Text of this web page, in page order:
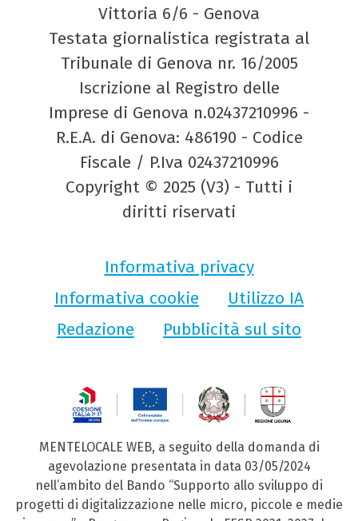
Vittoria 6/6 - Genova
Testata giornalistica registrata al
Tribunale di Genova nr. 16/2005
Iscrizione al Registro delle
Imprese di Genova n.02437210996 -
R.E.A. di Genova: 486190 - Codice
Fiscale / P.Iva 02437210996
Copyright © 2025 (V3) - Tutti i
diritti riservati
Informativa privacy
Informativa cookie
Utilizzo IA
Redazione
Pubblicità sul sito
MENTELOCALE WEB, a seguito della domanda di
agevolazione presentata in data 03/05/2024
nell’ambito del Bando “Supporto allo sviluppo di
progetti di digitalizzazione nelle micro, piccole e medie